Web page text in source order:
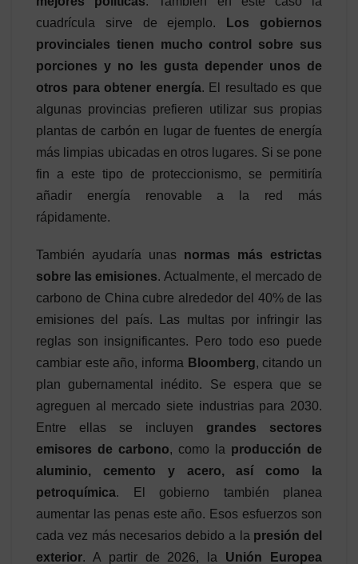
cuadrícula sirve de ejemplo. Los gobiernos
provinciales tienen mucho control sobre sus
porciones y no les gusta depender unos de
otros para obtener energía. El resultado es que
algunas provincias prefieren utilizar sus propias
plantas de carbón en lugar de fuentes de energía
más limpias ubicadas en otros lugares. Si se pone
fin a este tipo de proteccionismo, se permitiría
añadir energía renovable a la red más
rápidamente.
También ayudaría unas normas más estrictas
sobre las emisiones. Actualmente, el mercado de
carbono de China cubre alrededor del 40% de las
emisiones del país. Las multas por infringir las
reglas son insignificantes. Pero todo eso puede
cambiar este año, informa Bloomberg, citando un
plan gubernamental inédito. Se espera que se
agreguen al mercado siete industrias para 2030.
Entre ellas se incluyen grandes sectores
emisores de carbono, como la producción de
aluminio, cemento y acero, así como la
petroquímica. El gobierno también planea
aumentar las penas este año. Esos esfuerzos son
cada vez más necesarios debido a la presión del
exterior. A partir de 2026, la Unión Europea